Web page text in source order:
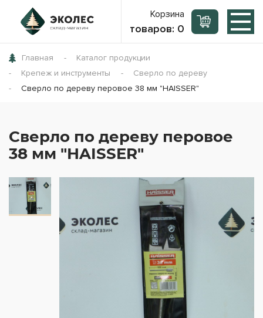
Корзина
товаров: 0
Главная
Каталог продукции
Крепеж и инструменты
Сверло по дереву
Сверло по дереву перовое 38 мм "HAISSER"
Сверло по дереву перовое
38 мм "HAISSER"